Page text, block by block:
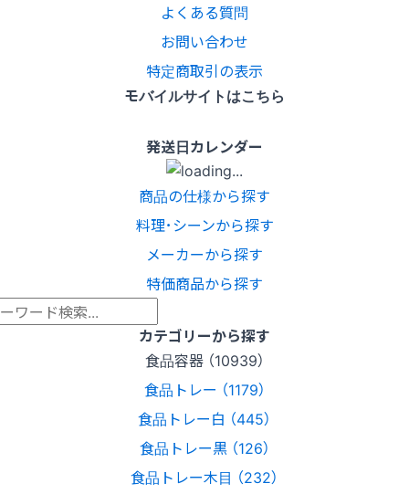
よくある質問
お問い合わせ
特定商取引の表示
モバイルサイトはこちら
発送日カレンダー
商品の仕様から探す
料理･シーンから探す
メーカーから探す
特価商品から探す
カテゴリーから探す
食品容器 （10939）
食品トレー （1179）
食品トレー白 （445）
食品トレー黒 （126）
食品トレー木目 （232）